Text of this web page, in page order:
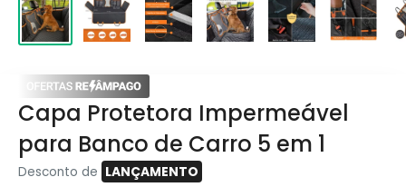
Capa Protetora Impermeável
para Banco de Carro 5 em 1
Desconto de LANÇAMENTO